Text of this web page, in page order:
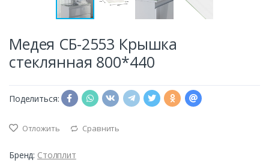
Медея СБ-2553 Крышка
стеклянная 800*440
Поделиться:
Отложить Сравнить
Бренд: Столплит